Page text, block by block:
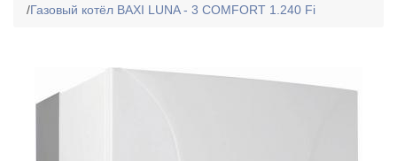
/Газовый котёл BAXI LUNA - 3 COMFORT 1.240 Fi